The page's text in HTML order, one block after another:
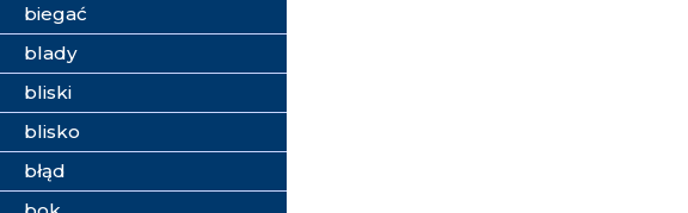
biegać
blady
bliski
blisko
błąd